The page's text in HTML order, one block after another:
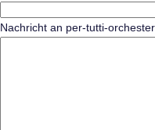
Nachricht an per-tutti-